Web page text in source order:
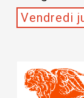
Vendredi